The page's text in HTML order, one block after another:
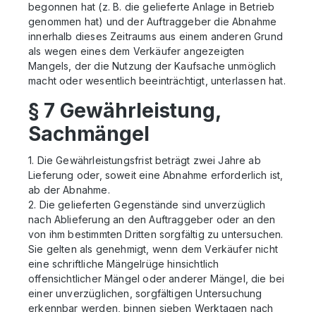
begonnen hat (z. B. die gelieferte Anlage in Betrieb
genommen hat) und der Auftraggeber die Abnahme
innerhalb dieses Zeitraums aus einem anderen Grund
als wegen eines dem Verkäufer angezeigten
Mangels, der die Nutzung der Kaufsache unmöglich
macht oder wesentlich beeinträchtigt, unterlassen hat.
§ 7 Gewährleistung,
Sachmängel
1. Die Gewährleistungsfrist beträgt zwei Jahre ab
Lieferung oder, soweit eine Abnahme erforderlich ist,
ab der Abnahme.
2. Die gelieferten Gegenstände sind unverzüglich
nach Ablieferung an den Auftraggeber oder an den
von ihm bestimmten Dritten sorgfältig zu untersuchen.
Sie gelten als genehmigt, wenn dem Verkäufer nicht
eine schriftliche Mängelrüge hinsichtlich
offensichtlicher Mängel oder anderer Mängel, die bei
einer unverzüglichen, sorgfältigen Untersuchung
erkennbar werden, binnen sieben Werktagen nach